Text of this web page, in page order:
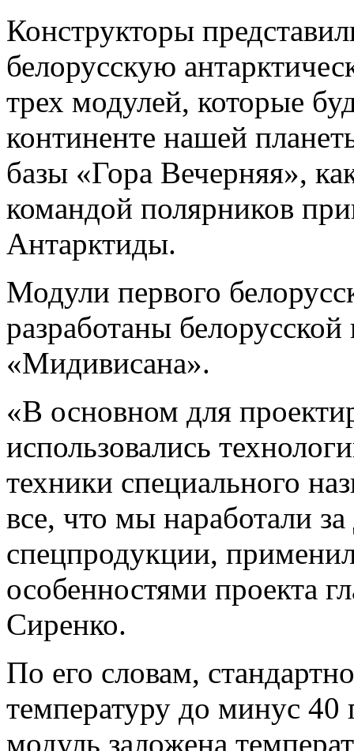
Конструкторы
белорусскую
трех модулей, которые
континенте нашей
базы «Гора Вечерняя»,
командой полярников
Антарктиды.
Модули первого
разработаны
«Мидивисана».
«В основном для
использовались
техники специального
все, что мы наработали
спецпродукции,
особенностями проекта
Сиренко.
По его словам,
температуру до минус 40
модуль заложена